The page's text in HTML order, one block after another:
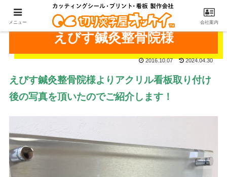
えびす鍼灸整骨院様
2016.10.07 2024.04.30
えびす鍼灸整骨院様よりアクリル看板取り付け
後の写真を頂いたのでご紹介します！
メニュー 会社案内